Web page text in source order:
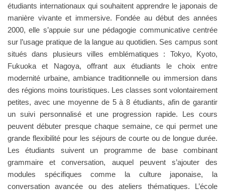
étudiants internationaux qui souhaitent apprendre le japonais de
manière vivante et immersive. Fondée au début des années
2000, elle s’appuie sur une pédagogie communicative centrée
sur l’usage pratique de la langue au quotidien. Ses campus sont
situés dans plusieurs villes emblématiques : Tokyo, Kyoto,
Fukuoka et Nagoya, offrant aux étudiants le choix entre
modernité urbaine, ambiance traditionnelle ou immersion dans
des régions moins touristiques. Les classes sont volontairement
petites, avec une moyenne de 5 à 8 étudiants, afin de garantir
un suivi personnalisé et une progression rapide. Les cours
peuvent débuter presque chaque semaine, ce qui permet une
grande flexibilité pour les séjours de courte ou de longue durée.
Les étudiants suivent un programme de base combinant
grammaire et conversation, auquel peuvent s’ajouter des
modules spécifiques comme la culture japonaise, la
conversation avancée ou des ateliers thématiques. L’école